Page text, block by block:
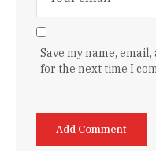
Save my name,
for the next time I